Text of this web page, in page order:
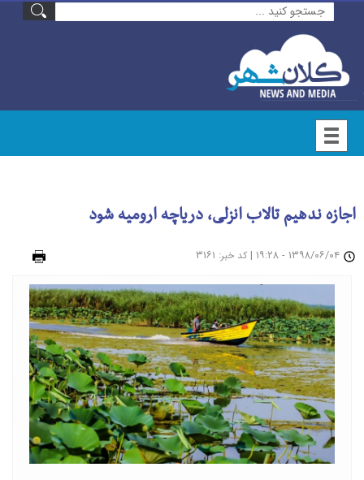
اجازه ندهیم تالاب انزلی، دریاچه ارومیه شود
| کد خبر: ۳۱۶۱